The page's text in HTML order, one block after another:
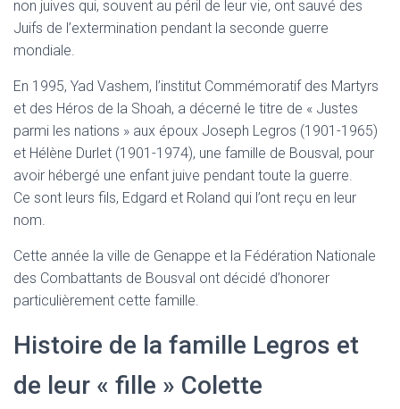
non juives qui, souvent au péril de leur vie, ont sauvé des
Juifs de l’extermination pendant la seconde guerre
mondiale.
En 1995, Yad Vashem, l’institut Commémoratif des Martyrs
et des Héros de la Shoah, a décerné le titre de « Justes
parmi les nations » aux époux Joseph Legros (1901-1965)
et Hélène Durlet (1901-1974), une famille de Bousval, pour
avoir hébergé une enfant juive pendant toute la guerre.
Ce sont leurs fils, Edgard et Roland qui l’ont reçu en leur
nom.
Cette année la ville de Genappe et la Fédération Nationale
des Combattants de Bousval ont décidé d’honorer
particulièrement cette famille.
Histoire de la famille Legros et
de leur « fille » Colette